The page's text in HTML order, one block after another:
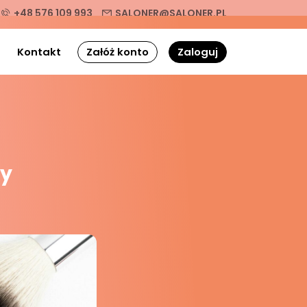
+48 576 109 993 SALONER@SALONER.PL
Kontakt Załóż konto Zaloguj